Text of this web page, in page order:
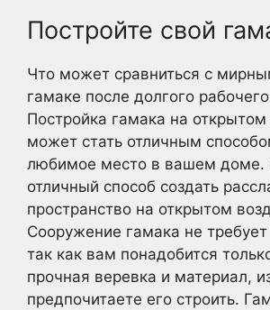
Постройте свой
Что может сравниться с
гамаке после долгого
Постройка гамака на открытом
может стать отличным
любимое место в вашем
отличный способ создать
пространство на открытом
Сооружение гамака не
так как вам понадобится
прочная веревка и материал,
предпочитаете его строить.